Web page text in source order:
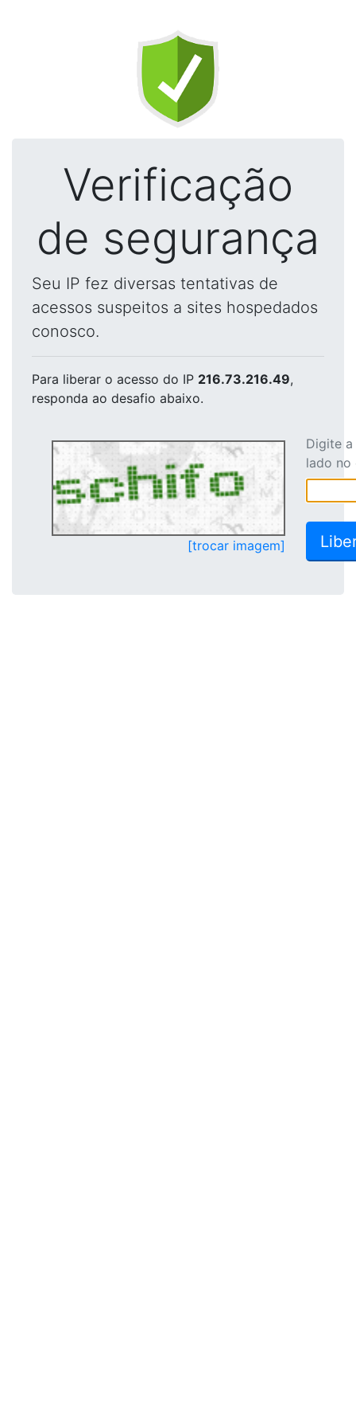
Verificação
de segurança
Seu IP fez diversas tentativas de
acessos suspeitos a sites hospedados
conosco.
Para liberar o acesso do IP 216.73.216.49,
responda ao desafio abaixo.
[trocar imagem]
Digite
lado no